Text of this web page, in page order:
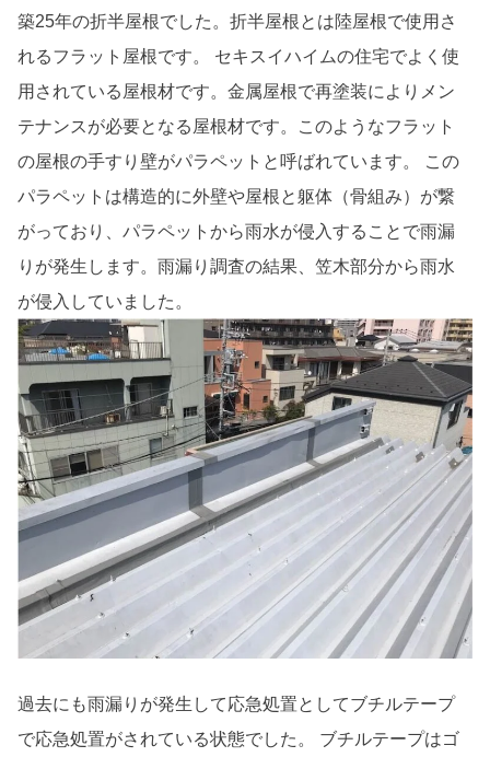
築25年の折半屋根でした。折半屋根とは陸屋根で使用さ
れるフラット屋根です。 セキスイハイムの住宅でよく使
用されている屋根材です。金属屋根で再塗装によりメン
テナンスが必要となる屋根材です。このようなフラット
の屋根の手すり壁がパラペットと呼ばれています。 この
パラペットは構造的に外壁や屋根と躯体（骨組み）が繋
がっており、パラペットから雨水が侵入することで雨漏
りが発生します。雨漏り調査の結果、笠木部分から雨水
が侵入していました。
過去にも雨漏りが発生して応急処置としてブチルテープ
で応急処置がされている状態でした。 ブチルテープはゴ